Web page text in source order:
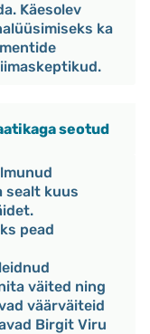
Käesolev
ka
seotud
sealt kuus
pead
väited ning
väärväiteid
Birgit Viru